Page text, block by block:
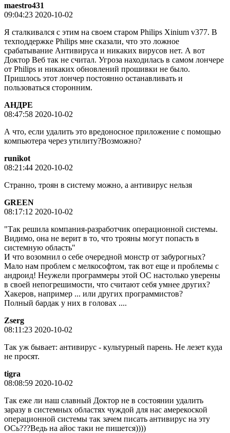
maestro431
09:04:23 2020-10-02
Я сталкивался с этим на своем старом Philips Xinium v377. В
техподдержке Philips мне сказали, что это ложное
срабатывание Антивируса и никаких вирусов нет. А вот
Доктор Веб так не считал. Угроза находилась в самом лончере
от Philips и никаких обновлений прошивки не было.
Пришлось этот лончер постоянно останавливать и
пользоваться сторонним.
АНДРЕ
08:47:58 2020-10-02
А что, если удалить это вредоносное приложение с помощью
компьютера через утилиту?Возможно?
runikot
08:21:44 2020-10-02
Странно, троян в систему можно, а антивирус нельзя
GREEN
08:17:12 2020-10-02
"Так решила компания-разработчик операционной системы.
Видимо, она не верит в то, что трояны могут попасть в
системную область"
И что возомнил о себе очередной монстр от забурогных?
Мало нам проблем с мелкософтом, так вот еще и проблемы с
андроид! Неужели программеры этой ОС настолько уверены
в своей непогрешимости, что считают себя умнее других?
Хакеров, например ... или других программистов?
Полный бардак у них в головах ....
Zserg
08:11:23 2020-10-02
Так уж бывает: антивирус - культурный парень. Не лезет куда
не просят.
tigra
08:08:59 2020-10-02
Так еже ли наш славный Доктор не в состоянии удалить
заразу в системных областях чуждой для нас амерекоской
операционной системы так зачем писать антивирус на эту
ОСь???Ведь на айос таки не пишется))))